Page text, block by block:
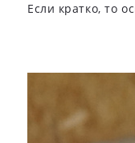
Если кратко, то